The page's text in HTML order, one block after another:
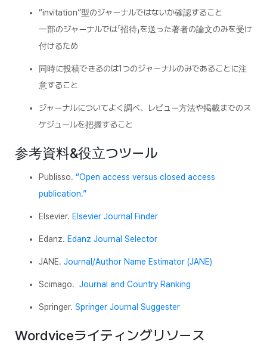
“invitation”型のジャーナルではないか確認すること
一部のジャーナルでは「招待」を送った著者の論文のみを受け
付けるため
同時に投稿できるのは1つのジャーナルのみであることに注
意すること
ジャーナルについてよく調べ、レビュー方法や掲載までのス
ケジュールを把握すること
参考資料&役立つツール
Publisso. “Open access versus closed access
publication.”
Elsevier. Elsevier Journal Finder
Edanz. Edanz Journal Selector
JANE. Journal/Author Name Estimator (JANE)
Scimago. Journal and Country Ranking
Springer. Springer Journal Suggester
Wordviceライティングリソース